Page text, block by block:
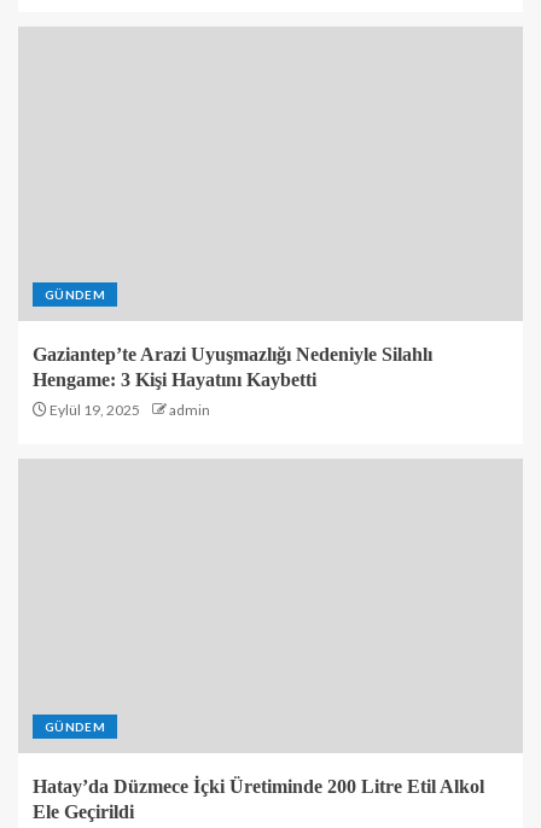
GÜNDEM
Gaziantep’te Arazi Uyuşmazlığı Nedeniyle Silahlı
Hengame: 3 Kişi Hayatını Kaybetti
Eylül 19, 2025 admin
GÜNDEM
Hatay’da Düzmece İçki Üretiminde 200 Litre Etil Alkol
Ele Geçirildi